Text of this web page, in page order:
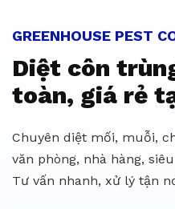
GREENHOUSE PEST
Diệt côn
toàn, giá rẻ
Chuyên diệt mối, muỗi,
văn phòng, nhà hàng,
Tư vấn nhanh, xử lý tận